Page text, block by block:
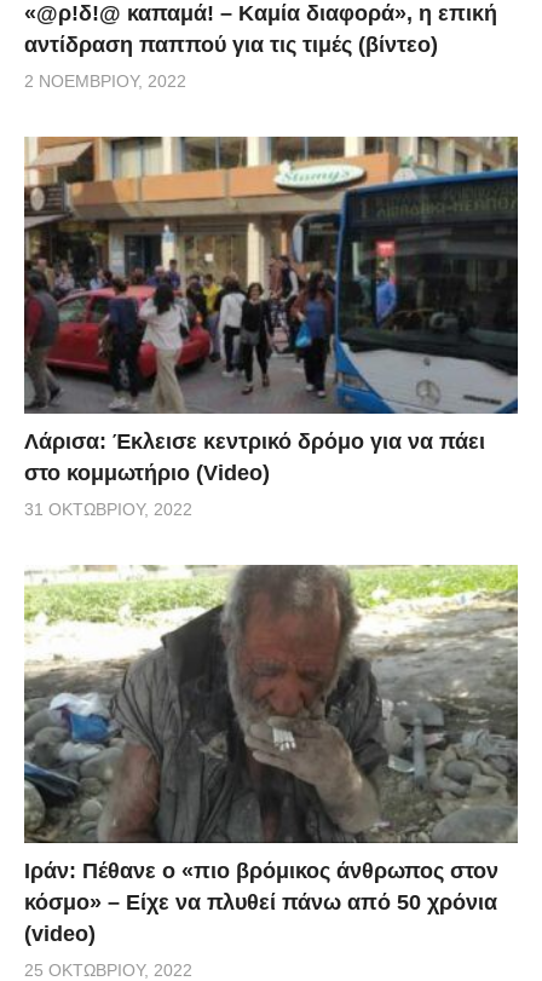
«@ρ!δ!@ καπαμά! – Καμία διαφορά», η επική
αντίδραση παππού για τις τιμές (βίντεο)
2 ΝΟΕΜΒΡΊΟΥ, 2022
Λάρισα: Έκλεισε κεντρικό δρόμο για να πάει
στο κομμωτήριο (Video)
31 ΟΚΤΩΒΡΊΟΥ, 2022
Ιράν: Πέθανε ο «πιο βρόμικος άνθρωπος στον
κόσμο» – Είχε να πλυθεί πάνω από 50 χρόνια
(video)
25 ΟΚΤΩΒΡΊΟΥ, 2022